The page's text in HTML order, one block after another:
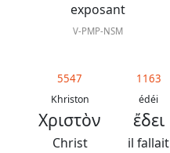
exposant
V-PMP-NSM
5547
Khriston
Χριστὸν
Christ
1163
édéi
ἔδει
il fallait
Traduction